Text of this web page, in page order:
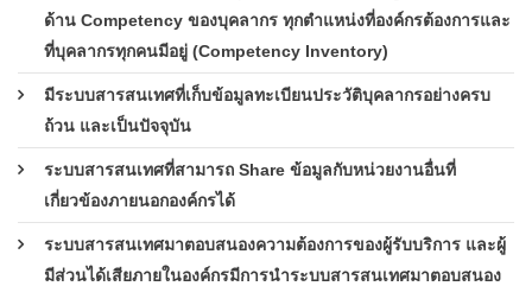
ด้าน Competency ของบุคลากร ทุกตำแหน่งที่องค์กรต้องการและ
ที่บุคลากรทุกคนมีอยู่ (Competency Inventory)
มีระบบสารสนเทศที่เก็บข้อมูลทะเบียนประวัติบุคลากรอย่างครบ
ถ้วน และเป็นปัจจุบัน
ระบบสารสนเทศที่สามารถ Share ข้อมูลกับหน่วยงานอื่นที่
เกี่ยวข้องภายนอกองค์กรได้
ระบบสารสนเทศมาตอบสนองความต้องการของผู้รับบริการ และผู้
มีส่วนได้เสียภายในองค์กรมีการนำระบบสารสนเทศมาตอบสนอง